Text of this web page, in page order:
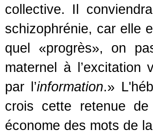
collective. Il
schizophrénie, car elle
quel «progrès», on
maternel à l’excitation
par l’information.»
crois cette retenue
économe des mots de